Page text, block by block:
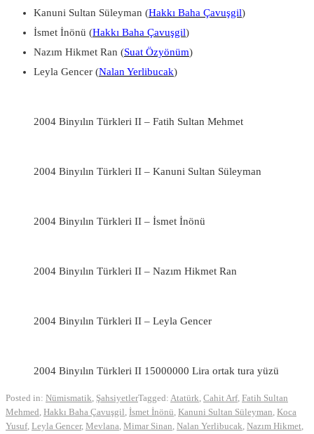
Kanuni Sultan Süleyman (Hakkı Baha Çavuşgil)
İsmet İnönü (Hakkı Baha Çavuşgil)
Nazım Hikmet Ran (Suat Özyönüm)
Leyla Gencer (Nalan Yerlibucak)
2004 Binyılın Türkleri II – Fatih Sultan Mehmet
2004 Binyılın Türkleri II – Kanuni Sultan Süleyman
2004 Binyılın Türkleri II – İsmet İnönü
2004 Binyılın Türkleri II – Nazım Hikmet Ran
2004 Binyılın Türkleri II – Leyla Gencer
2004 Binyılın Türkleri II 15000000 Lira ortak tura yüzü
Posted in: Nümismatik, ŞahsiyetlerTagged: Atatürk, Cahit Arf, Fatih Sultan
Mehmed, Hakkı Baha Çavuşgil, İsmet İnönü, Kanuni Sultan Süleyman, Koca
Yusuf, Leyla Gencer, Mevlana, Mimar Sinan, Nalan Yerlibucak, Nazım Hikmet,